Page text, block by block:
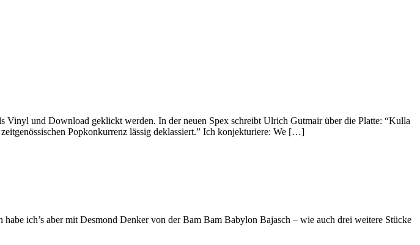
Vinyl und Download geklickt werden. In der neuen Spex schreibt Ulrich Gutmair über die Platte: “Kulla
Popkonkurrenz lässig deklassiert.” Ich konjekturiere: We […]
ich’s aber mit Desmond Denker von der Bam Bam Babylon Bajasch – wie auch drei weitere Stücke